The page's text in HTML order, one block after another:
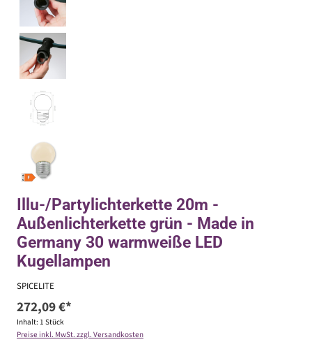
Illu-/Partylichterkette 20m -
Außenlichterkette grün - Made in
Germany 30 warmweiße LED
Kugellampen
SPICELITE
272,09 €*
Inhalt: 1 Stück
Preise inkl. MwSt. zzgl. Versandkosten